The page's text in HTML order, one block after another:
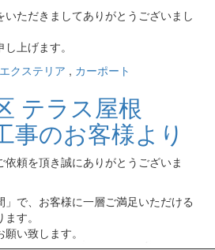
いただきましてありがとうございまし
上げます。
エクステリア , カーポート
テラス屋根
事のお客様より
頼を頂き誠にありがとうございま
」で、お客様に一層ご満足いただける
す。
い致します。